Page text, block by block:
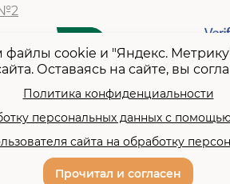
cookie и "Яндекс.
Оставаясь на сайте, вы
Политика конфиденциальности
персональных данных с
сайта на обработку
Прочитал и согласен